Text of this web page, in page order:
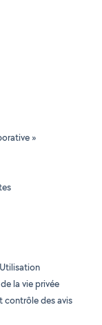
»
la vie privée
contrôle des avis